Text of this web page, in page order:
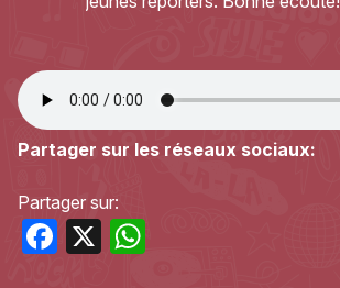
Partager sur les réseaux sociaux:
Partager sur:
Facebook
X